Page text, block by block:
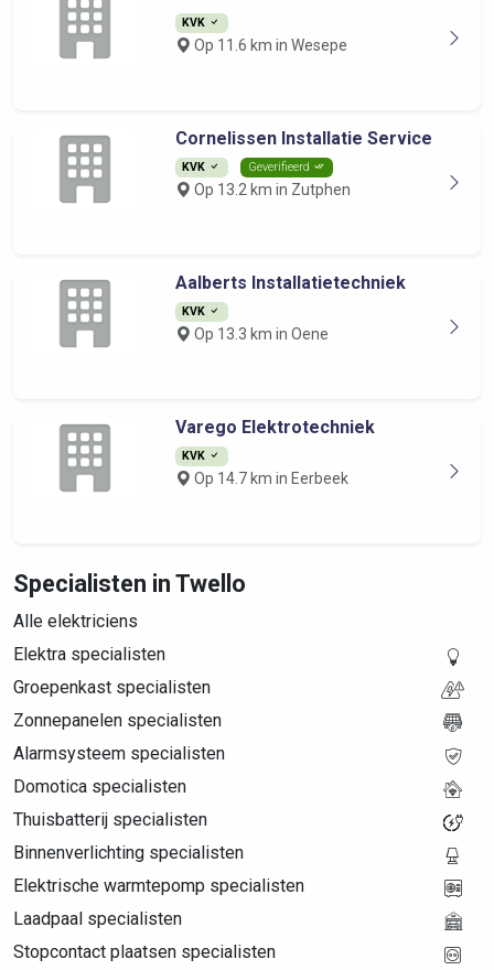
KVK
Op 11.6 km in Wesepe
Cornelissen Installatie Service
KVK Geverifieerd
Op 13.2 km in Zutphen
Aalberts Installatietechniek
KVK
Op 13.3 km in Oene
Varego Elektrotechniek
KVK
Op 14.7 km in Eerbeek
Specialisten in Twello
Alle elektriciens
Elektra specialisten
Groepenkast specialisten
Zonnepanelen specialisten
Alarmsysteem specialisten
Domotica specialisten
Thuisbatterij specialisten
Binnenverlichting specialisten
Elektrische warmtepomp specialisten
Laadpaal specialisten
Stopcontact plaatsen specialisten